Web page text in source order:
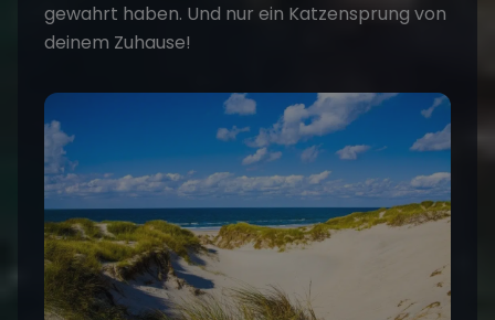
gewahrt haben. Und nur ein Katzensprung von
deinem Zuhause!